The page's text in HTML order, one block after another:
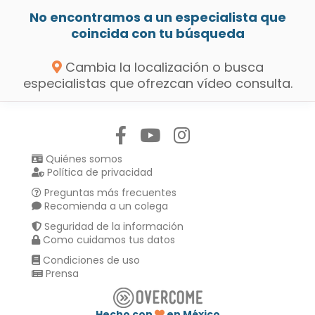
No encontramos a un especialista que
coincida con tu búsqueda
Cambia la localización o busca
especialistas que ofrezcan vídeo consulta.
Quiénes somos
Política de privacidad
Preguntas más frecuentes
Recomienda a un colega
Seguridad de la información
Como cuidamos tus datos
Condiciones de uso
Prensa